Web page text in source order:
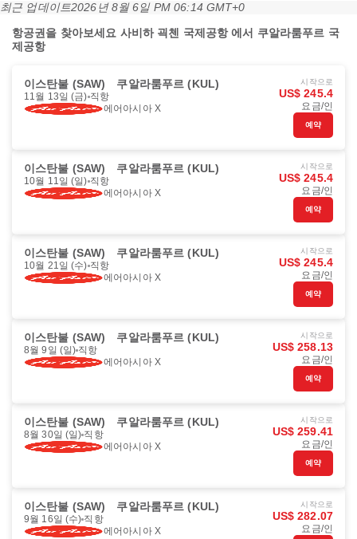
최근 업데이트2026년 8월 6일 PM 06:14 GMT+0
항공권을 찾아보세요 사비하 괵첸 국제공항 에서 쿠알라룸푸르 국
제공항
이스탄불 (SAW) 쿠알라룸푸르 (KUL)
11월 13일 (금) 직항
에어아시아 X
시작으로
US$ 245.4
요금/인
예약
이스탄불 (SAW) 쿠알라룸푸르 (KUL)
10월 11일 (일) 직항
에어아시아 X
시작으로
US$ 245.4
요금/인
예약
이스탄불 (SAW) 쿠알라룸푸르 (KUL)
10월 21일 (수) 직항
에어아시아 X
시작으로
US$ 245.4
요금/인
예약
이스탄불 (SAW) 쿠알라룸푸르 (KUL)
8월 9일 (일) 직항
에어아시아 X
시작으로
US$ 258.13
요금/인
예약
이스탄불 (SAW) 쿠알라룸푸르 (KUL)
8월 30일 (일) 직항
에어아시아 X
시작으로
US$ 259.41
요금/인
예약
이스탄불 (SAW) 쿠알라룸푸르 (KUL)
9월 16일 (수) 직항
에어아시아 X
시작으로
US$ 282.07
요금/인